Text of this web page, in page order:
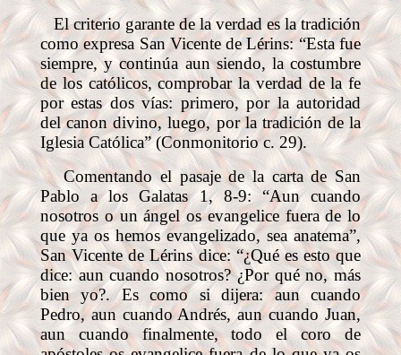
El criterio garante de la verdad es la tradición
como expresa San Vicente de Lérins: “Esta fue
siempre, y continúa aun siendo, la costumbre
de los católicos, comprobar la verdad de la fe
por estas dos vías: primero, por la autoridad
del canon divino, luego, por la tradición de la
Iglesia Católica” (Conmonitorio c. 29).
Comentando el pasaje de la carta de San
Pablo a los Galatas 1, 8-9: “Aun cuando
nosotros o un ángel os evangelice fuera de lo
que ya os hemos evangelizado, sea anatema”,
San Vicente de Lérins dice: “¿Qué es esto que
dice: aun cuando nosotros? ¿Por qué no, más
bien yo?. Es como si dijera: aun cuando
Pedro, aun cuando Andrés, aun cuando Juan,
aun cuando finalmente, todo el coro de